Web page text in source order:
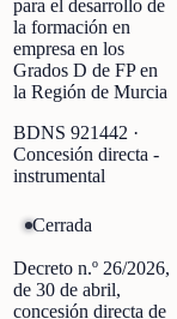
para el desarrollo de
la formación en
empresa en los
Grados D de FP en
la Región de Murcia
BDNS 921442 ·
Concesión directa -
instrumental
Cerrada
Decreto n.º 26/2026,
de 30 de abril,
concesión directa de